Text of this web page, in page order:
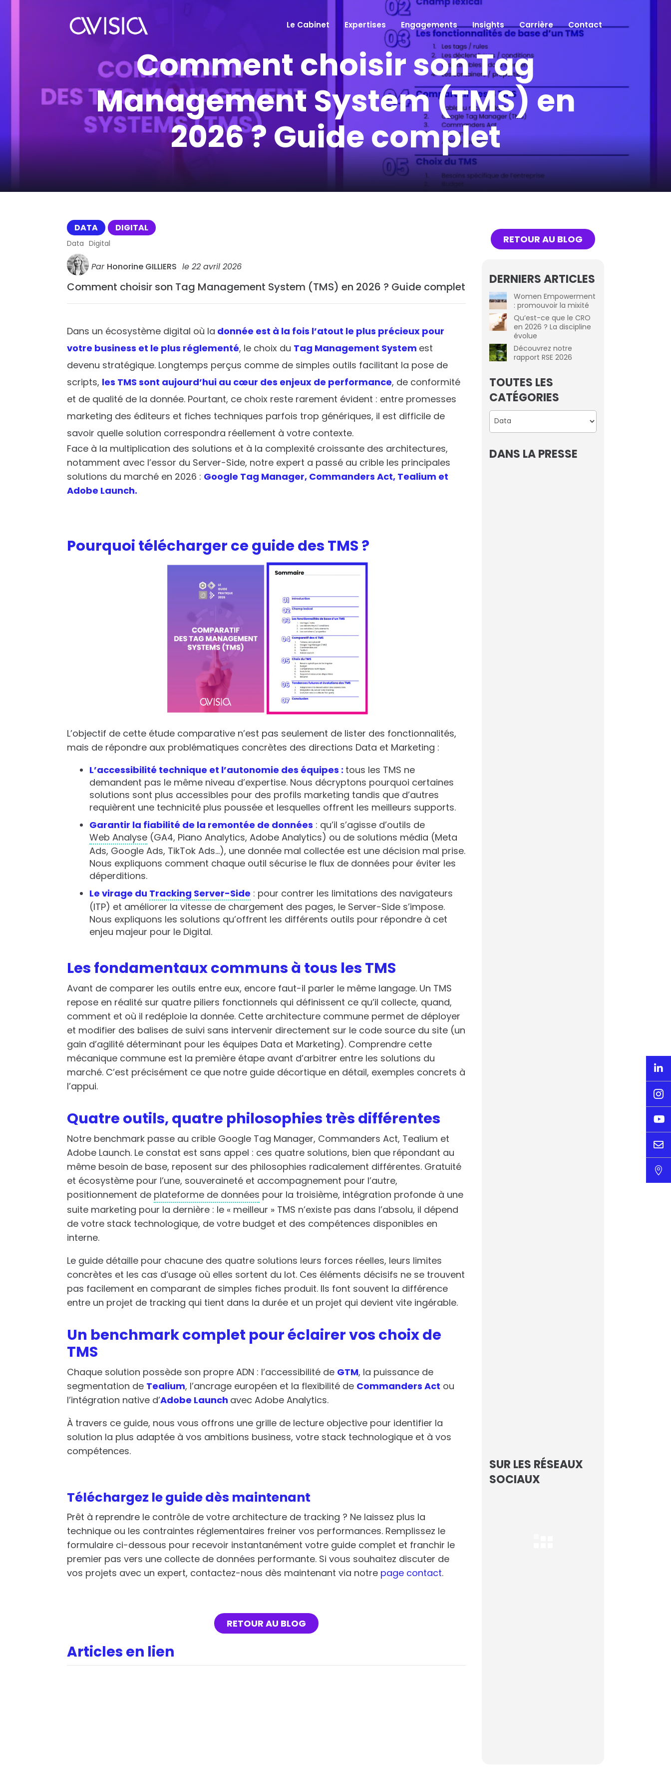
Le Cabinet Expertises Engagements Insights Carrière Contact
Comment choisir son Tag
Management System (TMS) en
2026 ? Guide complet
DATA DIGITAL
Data Digital
Par Honorine GILLIERS le22 avril 2026
Comment choisir son Tag Management System (TMS) en 2026 ? Guide complet
Dans un écosystème digital où la donnée est à la fois l’atout le plus précieux pour
votre business et le plus réglementé, le choix du Tag Management System est
devenu stratégique. Longtemps perçus comme de simples outils facilitant la pose de
scripts, les TMS sont aujourd’hui au cœur des enjeux de performance, de conformité
et de qualité de la donnée. Pourtant, ce choix reste rarement évident : entre promesses
marketing des éditeurs et fiches techniques parfois trop génériques, il est difficile de
savoir quelle solution correspondra réellement à votre contexte.
Face à la multiplication des solutions et à la complexité croissante des architectures,
notamment avec l’essor du Server-Side, notre expert a passé au crible les principales
solutions du marché en 2026 : Google Tag Manager, Commanders Act, Tealium et
Adobe Launch.
Pourquoi télécharger ce guide des TMS ?
L’objectif de cette étude comparative n’est pas seulement de lister des fonctionnalités,
mais de répondre aux problématiques concrètes des directions Data et Marketing :
L’accessibilité technique et l’autonomie des équipes : tous les TMS ne
demandent pas le même niveau d’expertise. Nous décryptons pourquoi certaines
solutions sont plus accessibles pour des profils marketing tandis que d’autres
requièrent une technicité plus poussée et lesquelles offrent les meilleurs supports.
Garantir la fiabilité de la remontée de données : qu’il s’agisse d’outils de
Web Analyse (GA4, Piano Analytics, Adobe Analytics) ou de solutions média (Meta
Ads, Google Ads, TikTok Ads…), une donnée mal collectée est une décision mal prise.
Nous expliquons comment chaque outil sécurise le flux de données pour éviter les
déperditions.
Le virage du Tracking Server-Side : pour contrer les limitations des navigateurs
(ITP) et améliorer la vitesse de chargement des pages, le Server-Side s’impose.
Nous expliquons les solutions qu’offrent les différents outils pour répondre à cet
enjeu majeur pour le Digital.
Les fondamentaux communs à tous les TMS
Avant de comparer les outils entre eux, encore faut-il parler le même langage. Un TMS
repose en réalité sur quatre piliers fonctionnels qui définissent ce qu’il collecte, quand,
comment et où il redéploie la donnée. Cette architecture commune permet de déployer
et modifier des balises de suivi sans intervenir directement sur le code source du site (un
gain d’agilité déterminant pour les équipes Data et Marketing). Comprendre cette
mécanique commune est la première étape avant d’arbitrer entre les solutions du
marché. C’est précisément ce que notre guide décortique en détail, exemples concrets à
l’appui.
Quatre outils, quatre philosophies très différentes
Notre benchmark passe au crible Google Tag Manager, Commanders Act, Tealium et
Adobe Launch. Le constat est sans appel : ces quatre solutions, bien que répondant au
même besoin de base, reposent sur des philosophies radicalement différentes. Gratuité
et écosystème pour l’une, souveraineté et accompagnement pour l’autre,
positionnement de plateforme de données pour la troisième, intégration profonde à une
suite marketing pour la dernière : le « meilleur » TMS n’existe pas dans l’absolu, il dépend
de votre stack technologique, de votre budget et des compétences disponibles en
interne.
Le guide détaille pour chacune des quatre solutions leurs forces réelles, leurs limites
concrètes et les cas d’usage où elles sortent du lot. Ces éléments décisifs ne se trouvent
pas facilement en comparant de simples fiches produit. Ils font souvent la différence
entre un projet de tracking qui tient dans la durée et un projet qui devient vite ingérable.
Un benchmark complet pour éclairer vos choix de
TMS
Chaque solution possède son propre ADN : l’accessibilité de GTM, la puissance de
segmentation de Tealium, l’ancrage européen et la flexibilité de Commanders Act ou
l’intégration native d’Adobe Launch avec Adobe Analytics.
À travers ce guide, nous vous offrons une grille de lecture objective pour identifier la
solution la plus adaptée à vos ambitions business, votre stack technologique et à vos
compétences.
Téléchargez le guide dès maintenant
Prêt à reprendre le contrôle de votre architecture de tracking ? Ne laissez plus la
technique ou les contraintes réglementaires freiner vos performances. Remplissez le
formulaire ci-dessous pour recevoir instantanément votre guide complet et franchir le
premier pas vers une collecte de données performante. Si vous souhaitez discuter de
vos projets avec un expert, contactez-nous dès maintenant via notre page contact.
RETOUR AU BLOG
Articles en lien
RETOUR AU BLOG
DERNIERS ARTICLES
Women Empowerment
: promouvoir la mixité
Qu’est-ce que le CRO
en 2026 ? La discipline
évolue
Découvrez notre
rapport RSE 2026
TOUTES LES
CATÉGORIES
Catégories
DANS LA PRESSE
SUR LES RÉSEAUX
SOCIAUX




